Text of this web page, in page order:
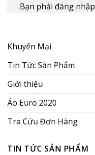
Bạn phải đăng nhập
Khuyến Mại
Tin Tức Sản Phẩm
Giới thiệu
Áo Euro 2020
Tra Cứu Đơn Hàng
TIN TỨC SẢN PHẨM